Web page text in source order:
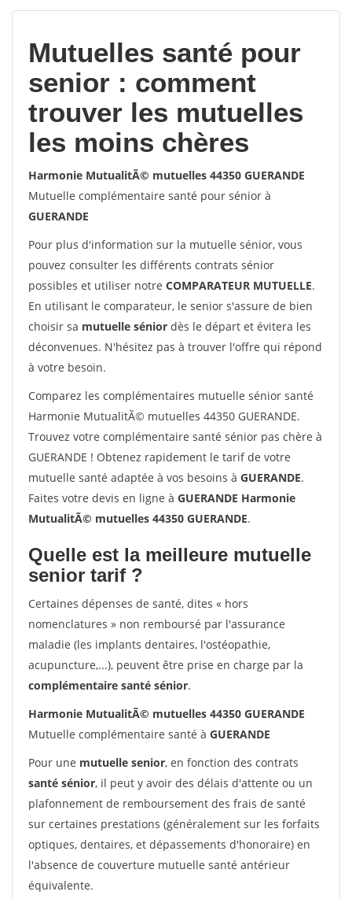
Mutuelles santé pour
senior : comment
trouver les mutuelles
les moins chères
Harmonie MutualitÃ© mutuelles 44350 GUERANDE
Mutuelle complémentaire santé pour sénior à
GUERANDE
Pour plus d'information sur la mutuelle sénior, vous
pouvez consulter les différents contrats sénior
possibles et utiliser notre COMPARATEUR MUTUELLE.
En utilisant le comparateur, le senior s'assure de bien
choisir sa mutuelle sénior dès le départ et évitera les
déconvenues. N'hésitez pas à trouver l'offre qui répond
à votre besoin.
Comparez les complémentaires mutuelle sénior santé
Harmonie MutualitÃ© mutuelles 44350 GUERANDE.
Trouvez votre complémentaire santé sénior pas chère à
GUERANDE ! Obtenez rapidement le tarif de votre
mutuelle santé adaptée à vos besoins à GUERANDE.
Faites votre devis en ligne à GUERANDE Harmonie
MutualitÃ© mutuelles 44350 GUERANDE.
Quelle est la meilleure mutuelle
senior tarif ?
Certaines dépenses de santé, dites « hors
nomenclatures » non remboursé par l'assurance
maladie (les implants dentaires, l'ostéopathie,
acupuncture,...), peuvent être prise en charge par la
complémentaire santé sénior.
Harmonie MutualitÃ© mutuelles 44350 GUERANDE
Mutuelle complémentaire santé à GUERANDE
Pour une mutuelle senior, en fonction des contrats
santé sénior, il peut y avoir des délais d'attente ou un
plafonnement de remboursement des frais de santé
sur certaines prestations (généralement sur les forfaits
optiques, dentaires, et dépassements d'honoraire) en
l'absence de couverture mutuelle santé antérieur
équivalente.